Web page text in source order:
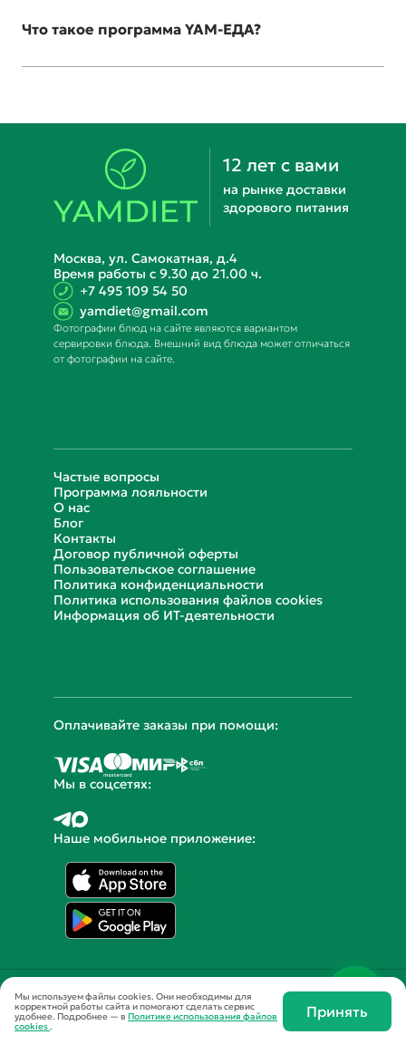
Что такое программа YAM-ЕДА?
© 2014 - 2026 Yamdiet
Мы используем файлы cookies. Они необходимы для
корректной работы сайта и помогают сделать сервис
удобнее. Подробнее — в Политике использования файлов
cookies.
Принять